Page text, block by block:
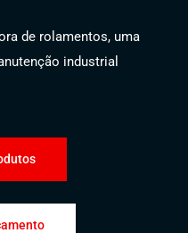
de rolamentos, uma
industrial